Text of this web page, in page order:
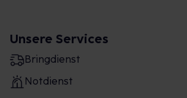
Unsere Services
Bringdienst
Notdienst